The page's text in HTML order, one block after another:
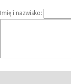
Imię i nazwisko: